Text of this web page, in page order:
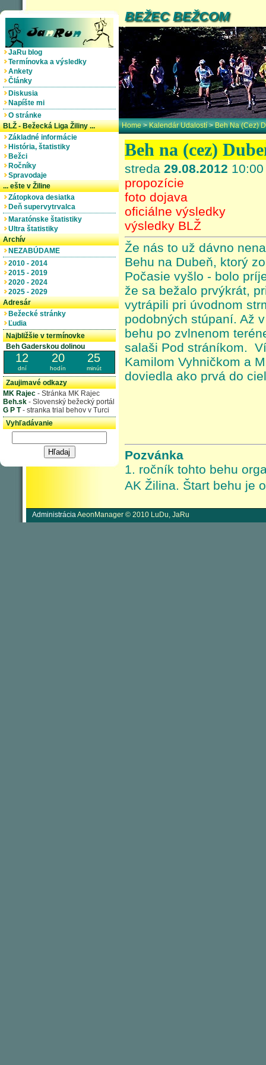
JaRu blog
Termínovka a výsledky
Ankety
Články
Diskusia
Napíšte mi
O stránke
BLŽ - Bežecká Liga Žiliny ...
Základné informácie
História, štatistiky
Bežci
Ročníky
Spravodaje
... ešte v Žiline
Zátopkova desiatka
Deň supervytrvalca
Maratónske štatistiky
Ultra štatistiky
Archív
NEZABÚDAME
2010 - 2014
2015 - 2019
2020 - 2024
2025 - 2029
Adresár
Bežecké stránky
Ľudia
Najbližšie v termínovke
Beh Gaderskou dolinou
12
dní
20
hodín
25
minút
Zaujimavé odkazy
MK Rajec - Stránka MK Rajec
Beh.sk - Slovenský bežecký portál
G P T- stranka trial behov v Turci
Vyhľadávanie
BEŽEC BEŽCOM
Home>Kalendár Udalostí>Beh Na (cez)
Beh na (cez)
streda 29.08.2012
propozície
foto dojava
oficiálne výsledky
výsledky BLŽ
Že nás to už dávno
Behu na Dubeň, ktorý
Počasie vyšlo - bolo
že sa bežalo prvýkrát,
vytrápili pri úvodnom
podobných stúpaní. Až
behu po zvlnenom
salaši Pod stráníkom.
Kamilom Vyhničkom a
doviedla ako prvá do
Pozvánka
1. ročník tohto behu
AK Žilina. Štart behu je
AdministráciaAeonManager © 2010 LuDu, JaRu